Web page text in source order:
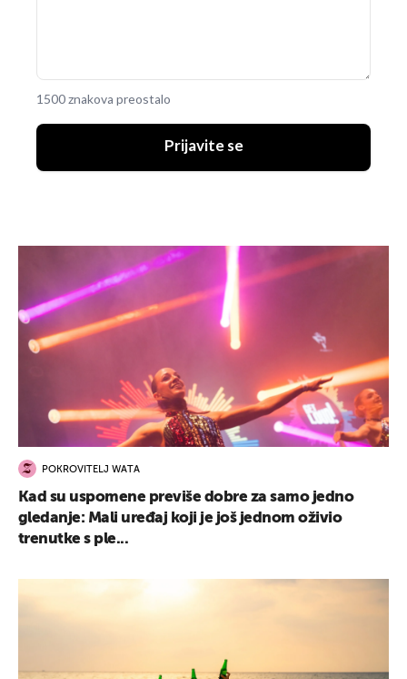
1500 znakova preostalo
Prijavite se
POKROVITELJ WATA
Kad su uspomene previše dobre za samo jedno
gledanje: Mali uređaj koji je još jednom oživio
trenutke s ple...